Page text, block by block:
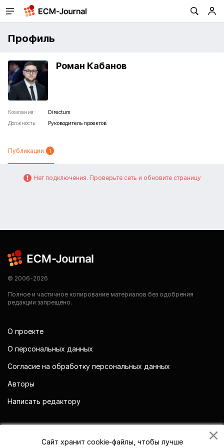
Профиль
Роман Кабанов
Компания:
Directum
Должность:
Руководитель проектов
Публикации 1
Нет подключения. Проверьте сеть и обновите страницу
© 2006-2026
Полное и частичное копирование материалов без одобрения
редакции запрещено.
О проекте
О персональных данных
Согласие на обработку персональных данных
Авторы
Написать редактору
Сайт хранит cookie-файлы, чтобы лучше